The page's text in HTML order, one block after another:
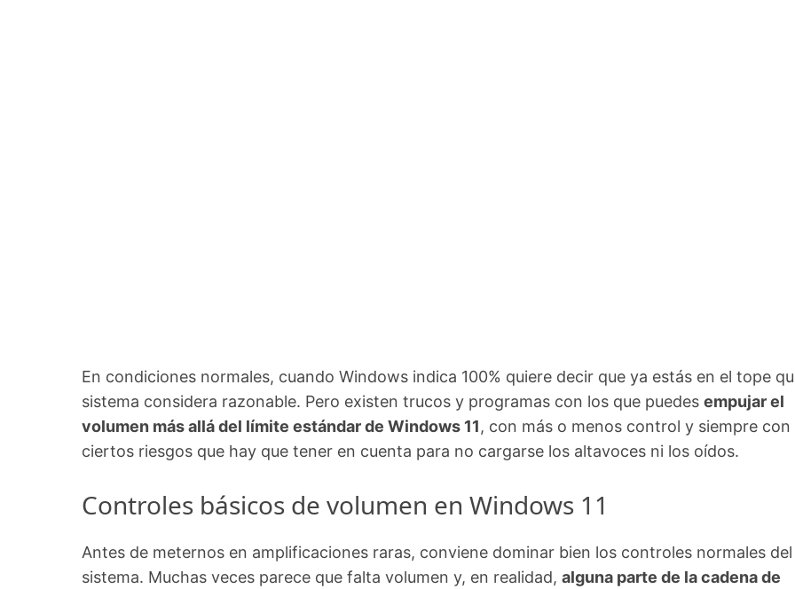
En condiciones normales, cuando Windows indica 100% quiere decir que ya estás en el tope
sistema considera razonable. Pero existen trucos y programas con los que puedes empujar el
volumen más allá del límite estándar de Windows 11, con más o menos control y siempre con
ciertos riesgos que hay que tener en cuenta para no cargarse los altavoces ni los oídos.
Controles básicos de volumen en Windows 11
Antes de meternos en amplificaciones raras, conviene dominar bien los controles normales del
sistema. Muchas veces parece que falta volumen y, en realidad, alguna parte de la cadena de